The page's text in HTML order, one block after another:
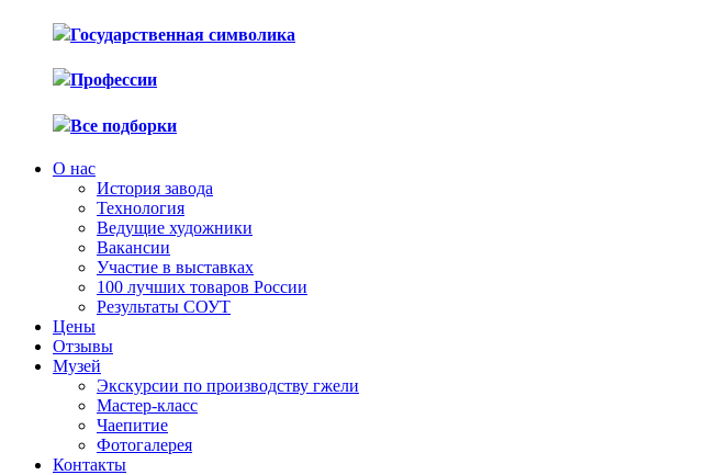
Государственная символика
Профессии
Все подборки
О нас
История завода
Технология
Ведущие художники
Вакансии
Участие в выставках
100 лучших товаров России
Результаты СОУТ
Цены
Отзывы
Музей
Экскурсии по производству гжели
Мастер-класс
Чаепитие
Фотогалерея
Контакты